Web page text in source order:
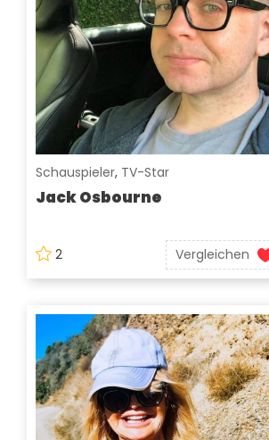
Schauspieler, TV-Star
Jack Osbourne
2 Vergleichen